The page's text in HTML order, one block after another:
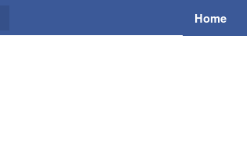
Home